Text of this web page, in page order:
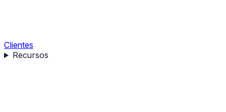
Clientes
Recursos